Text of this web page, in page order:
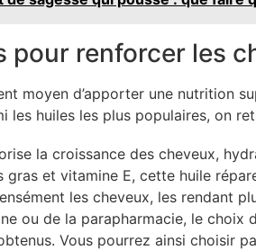
pour renforcer les
moyen d’apporter une nutrition
les huiles les plus populaires, on
la croissance des cheveux,
gras et vitamine E, cette huile
les cheveux, les rendant
ou de la parapharmacie, le
Vous pourrez ainsi